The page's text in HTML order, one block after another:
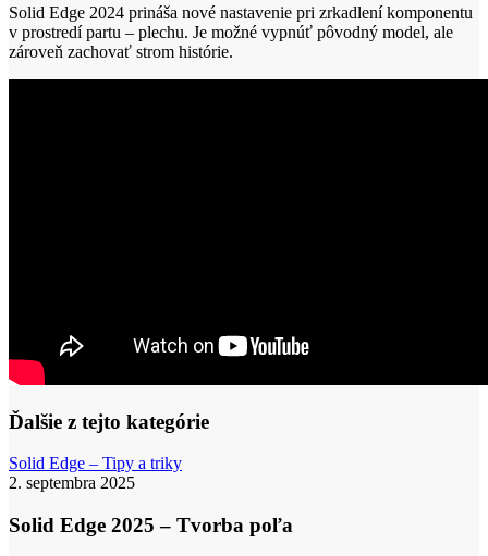
Solid Edge 2024 prináša nové nastavenie pri zrkadlení komponentu
v prostredí partu – plechu. Je možné vypnúť pôvodný model, ale
zároveň zachovať strom histórie.
Ďalšie z tejto kategórie
Solid Edge – Tipy a trikySolid
–
2. septembra 2025
Solid Edge 2025 – Tvorba poľa